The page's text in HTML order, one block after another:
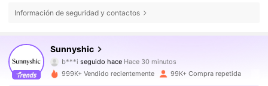
Información de seguridad y contactos
Sunnyshic
b***iseguido hace
y***a está navegando
4,74
368K Seguidores
999K+ Vendido recientemente 99K+ Compra repetida